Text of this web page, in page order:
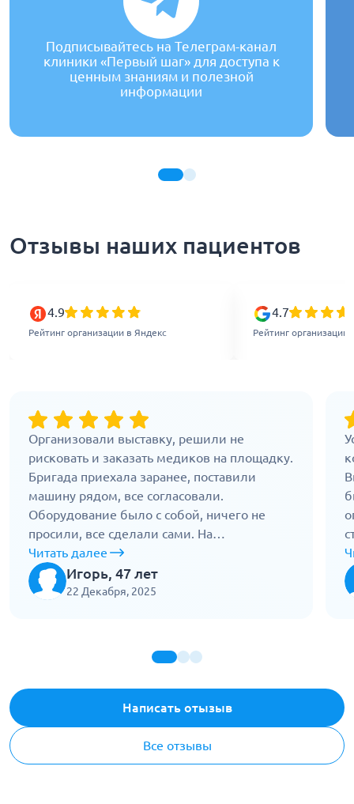
Подписывайтесь на Телеграм-канал
клиники «Первый шаг» для доступа к
ценным знаниям и полезной
информации
Отзывы наших пациентов
4.9
Рейтинг организации в Яндекс
4.7
Рейтинг организации
Организовали выставку, решили не
рисковать и заказать медиков на площадку.
Бригада приехала заранее, поставили
машину рядом, все согласовали.
Оборудование было с собой, ничего не
просили, все сделали сами. На
мероприятии одному гостю стало плохо,
врач сработал быстро, прокапали на месте.
Обошлось без вызова другой скорой.
Читать далее
Игорь, 47 лет
22 Декабря, 2025
Написать отызыв
Все отзывы